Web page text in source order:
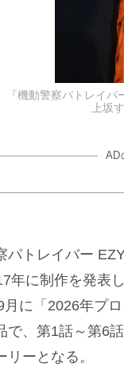
『機動警察パトレイ
上坂
AD
トレイバー
年に制作を発表
月に「2026年プ
で、第1話～第6
ーとなる。